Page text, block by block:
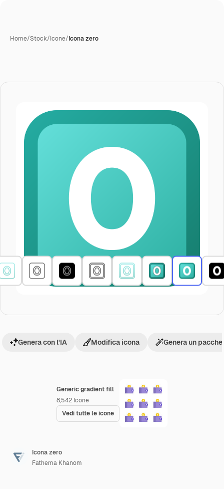
Home/Stock/Icone/Icona zero
Generic gradient fill
8,542 Icone
Vedi tutte le icone
Genera con l'IA Modifica icona Genera un
Icona zero
Fathema Khanom